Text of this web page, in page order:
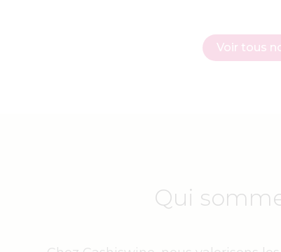
Voir tous
Qui